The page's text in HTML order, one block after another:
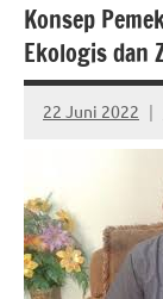
Konsep
Ekologis dan
22 Juni 2022
No
comments